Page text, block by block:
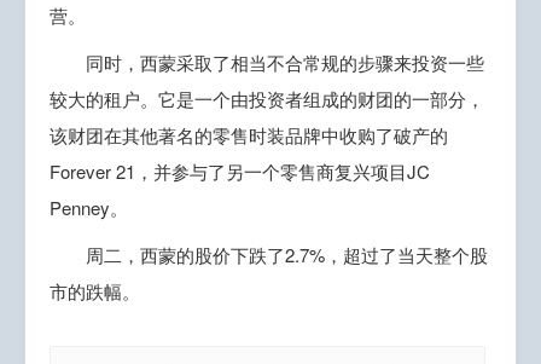
营。
同时，西蒙采取了相当不合常规的步骤来投资一些
较大的租户。它是一个由投资者组成的财团的一部分，
该财团在其他著名的零售时装品牌中收购了破产的
Forever 21，并参与了另一个零售商复兴项目JC
Penney。
周二，西蒙的股价下跌了2.7%，超过了当天整个股
市的跌幅。